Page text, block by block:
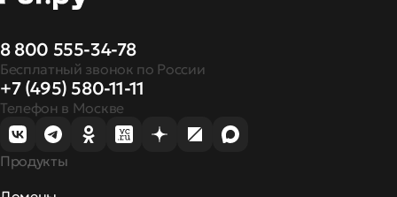
8 800 555-34-78
Бесплатный звонок по России
+7 (495) 580-11-11
Телефон в Москве
Продукты